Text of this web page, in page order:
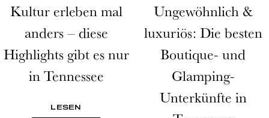
Kultur erleben mal
anders – diese
Highlights gibt es nur
in Tennessee
LESEN
Ungewöhnlich &
luxuriös: Die besten
Boutique- und
Glamping-
Unterkünfte in